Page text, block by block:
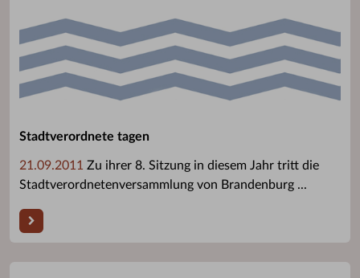
Stadtverordnete tagen
21.09.2011 Zu ihrer 8. Sitzung in diesem Jahr tritt die
Stadtverordnetenversammlung von Brandenburg ...